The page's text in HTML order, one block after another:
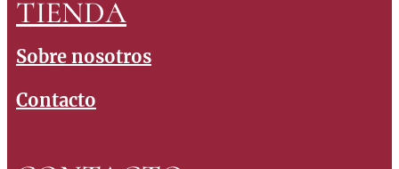
TIENDA
Sobre nosotros
Contacto